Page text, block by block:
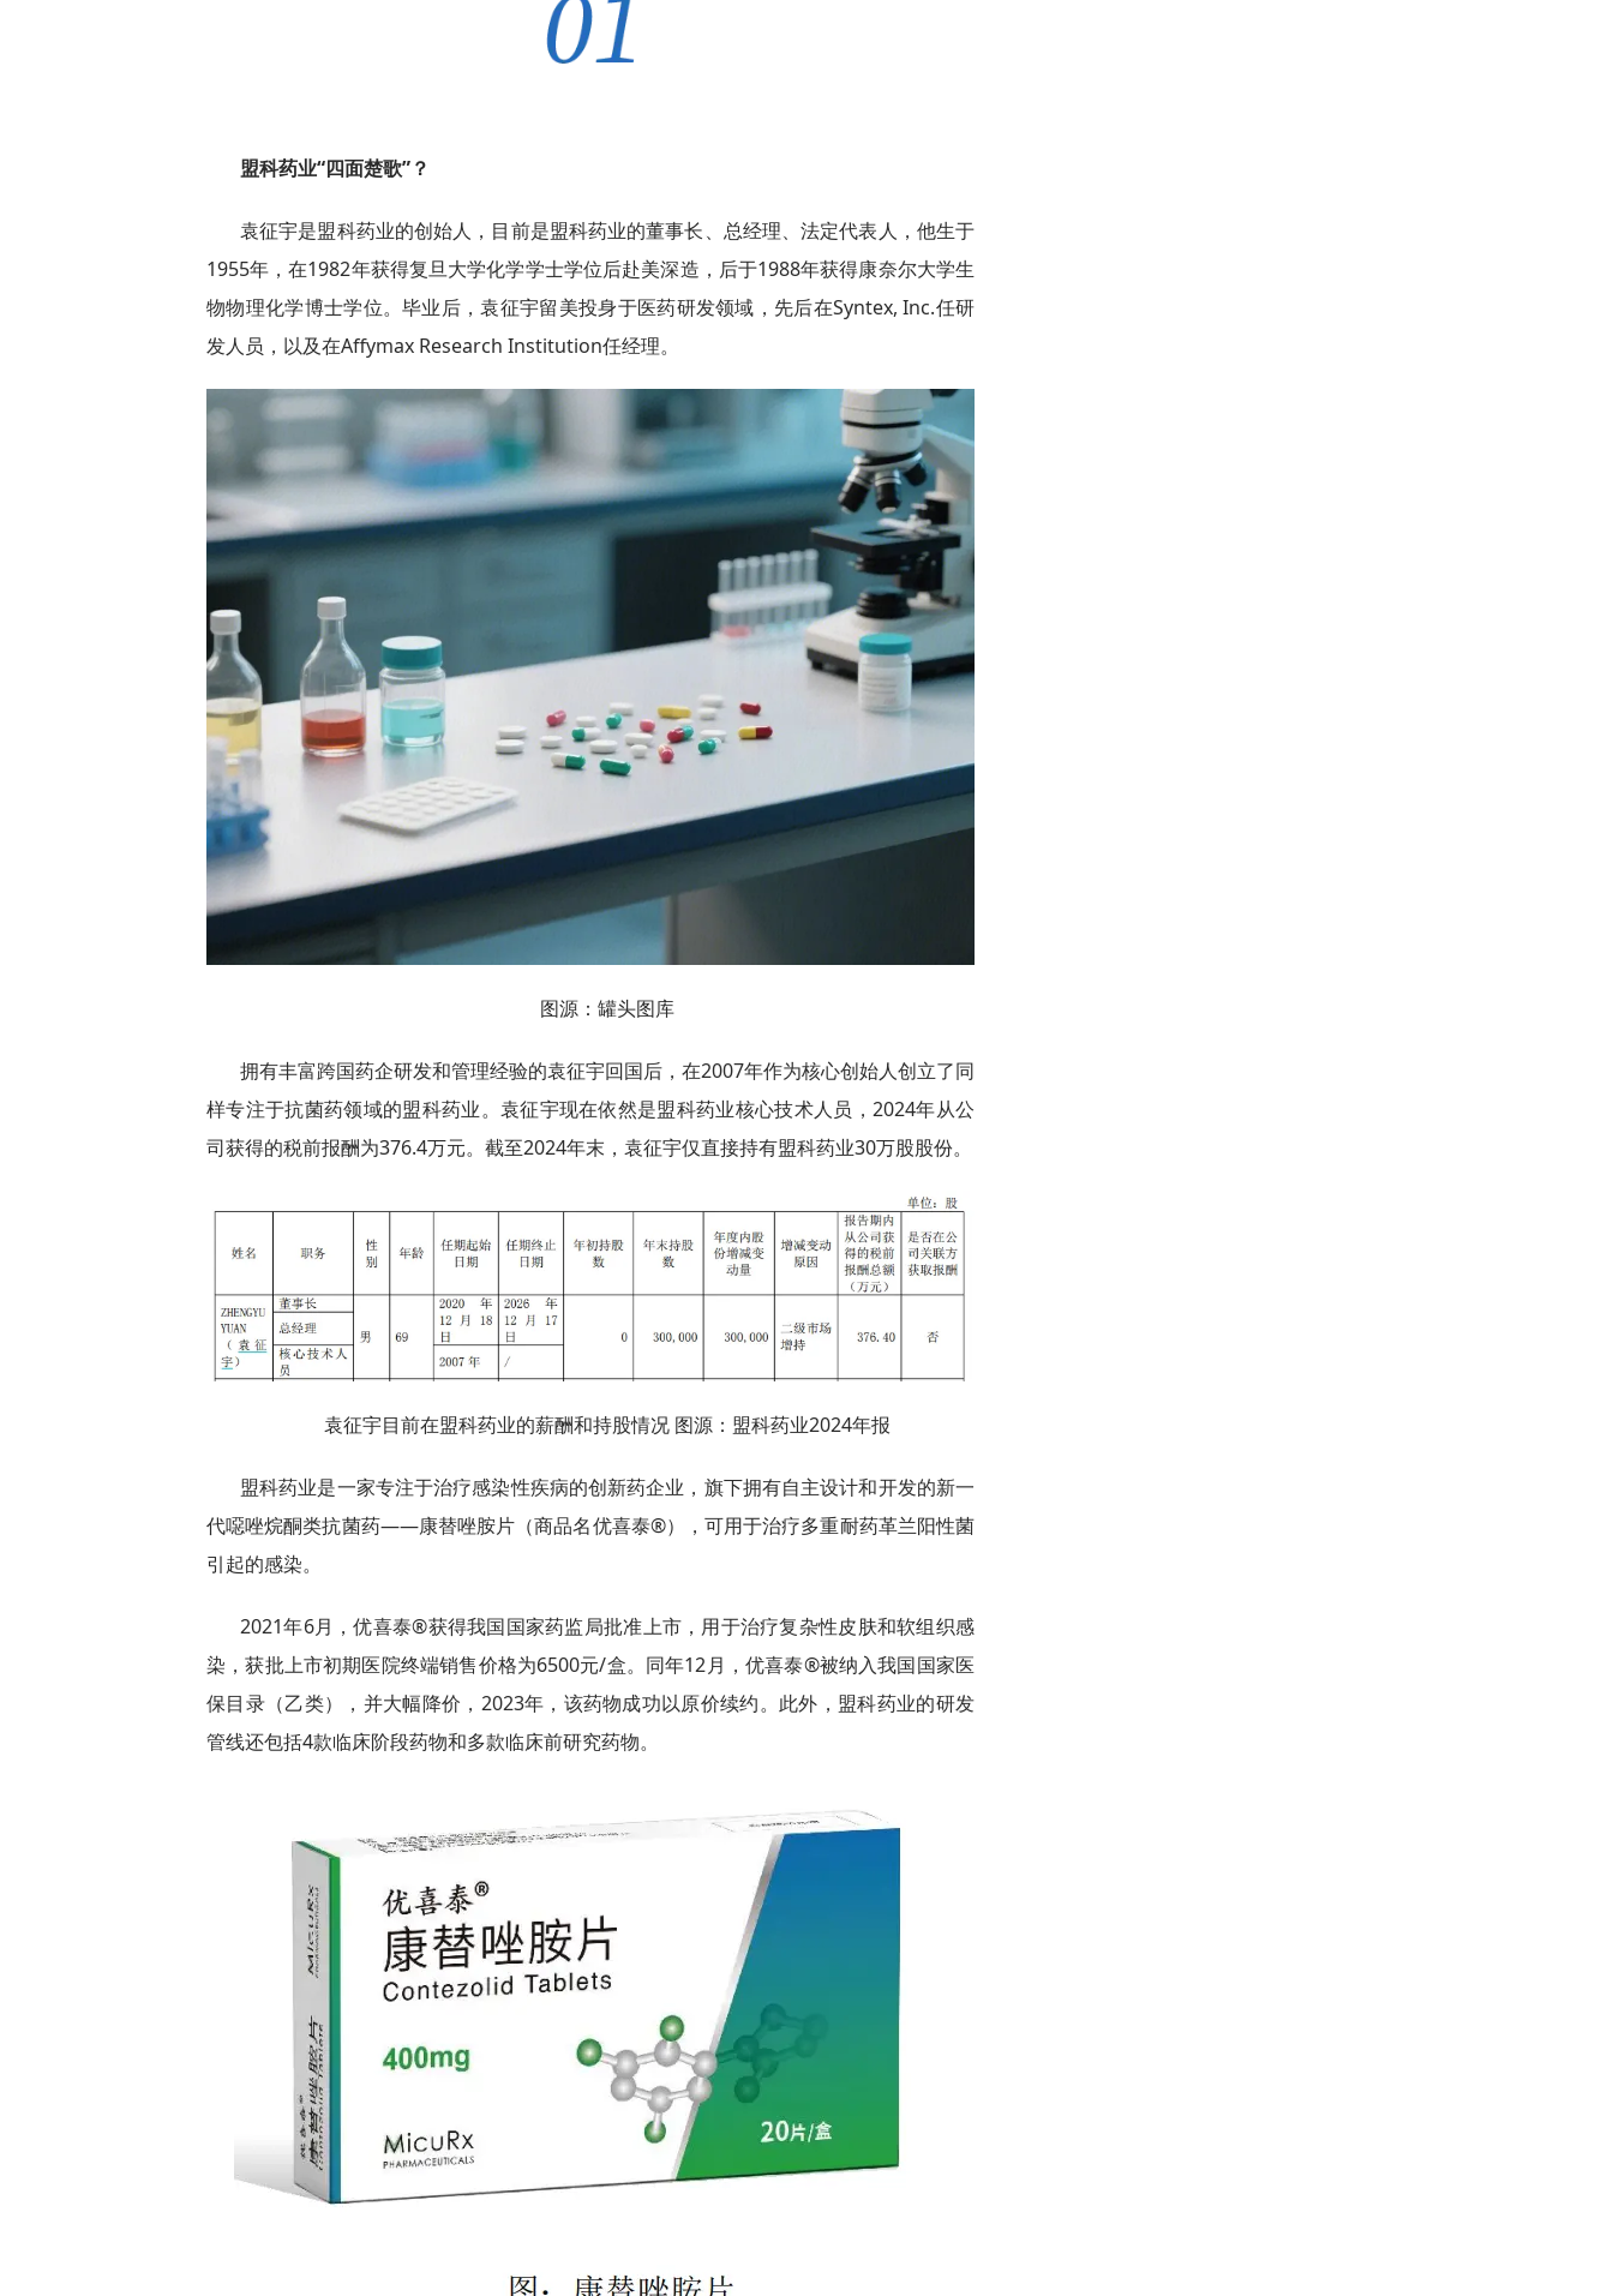
盟科药业“四面楚歌”？
袁征宇是盟科药业的创始人，目前是盟科药业的董事长、总经理、法定代表人，他生于
1955年，在1982年获得复旦大学化学学士学位后赴美深造，后于1988年获得康奈尔大学生
物物理化学博士学位。毕业后，袁征宇留美投身于医药研发领域，先后在Syntex, Inc.任研
发人员，以及在Affymax Research Institution任经理。
图源：罐头图库
拥有丰富跨国药企研发和管理经验的袁征宇回国后，在2007年作为核心创始人创立了同
样专注于抗菌药领域的盟科药业。袁征宇现在依然是盟科药业核心技术人员，2024年从公
司获得的税前报酬为376.4万元。截至2024年末，袁征宇仅直接持有盟科药业30万股股份。
袁征宇目前在盟科药业的薪酬和持股情况 图源：盟科药业2024年报
盟科药业是一家专注于治疗感染性疾病的创新药企业，旗下拥有自主设计和开发的新一
代噁唑烷酮类抗菌药——康替唑胺片（商品名优喜泰®），可用于治疗多重耐药革兰阳性菌
引起的感染。
2021年6月，优喜泰®获得我国国家药监局批准上市，用于治疗复杂性皮肤和软组织感
染，获批上市初期医院终端销售价格为6500元/盒。同年12月，优喜泰®被纳入我国国家医
保目录（乙类），并大幅降价，2023年，该药物成功以原价续约。此外，盟科药业的研发
管线还包括4款临床阶段药物和多款临床前研究药物。